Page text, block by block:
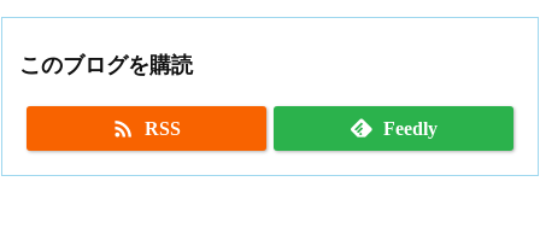
このブログを購読
 RSS Feedly